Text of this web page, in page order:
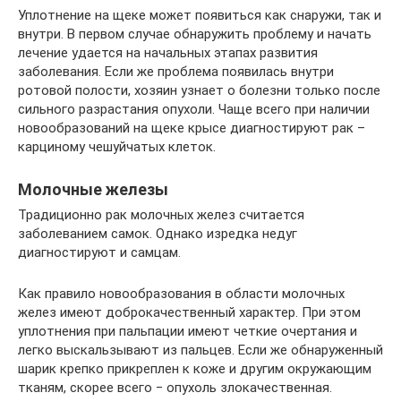
Уплотнение на щеке может появиться как снаружи, так и
внутри. В первом случае обнаружить проблему и начать
лечение удается на начальных этапах развития
заболевания. Если же проблема появилась внутри
ротовой полости, хозяин узнает о болезни только после
сильного разрастания опухоли. Чаще всего при наличии
новообразований на щеке крысе диагностируют рак –
карциному чешуйчатых клеток.
Молочные железы
Традиционно рак молочных желез считается
заболеванием самок. Однако изредка недуг
диагностируют и самцам.
Как правило новообразования в области молочных
желез имеют доброкачественный характер. При этом
уплотнения при пальпации имеют четкие очертания и
легко выскальзывают из пальцев. Если же обнаруженный
шарик крепко прикреплен к коже и другим окружающим
тканям, скорее всего ‒ опухоль злокачественная.